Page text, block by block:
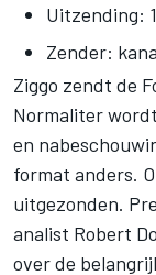
Uitzending:
Zender:
Ziggo zendt de
Normaliter
en
format anders.
uitgezonden.
analist Robert
over de